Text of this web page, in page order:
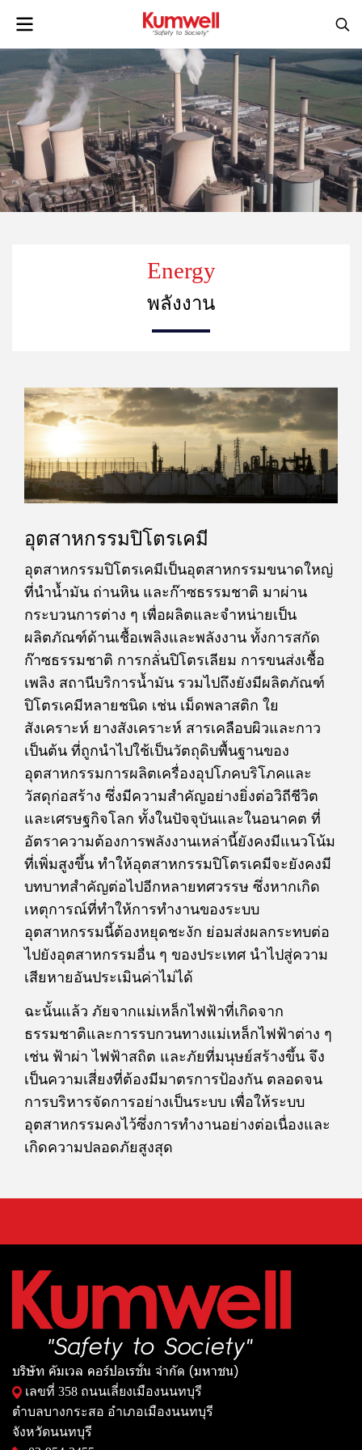
Energy
พลังงาน
อุตสาหกรรมปิโตรเคมี
อุตสาหกรรมปิโตรเคมีเป็นอุตสาหกรรมขนาดใหญ่
ที่นำน้ำมัน ถ่านหิน และก๊าซธรรมชาติ มาผ่าน
กระบวนการต่าง ๆ เพื่อผลิตและจำหน่ายเป็น
ผลิตภัณฑ์ด้านเชื้อเพลิงและพลังงาน ทั้งการสกัด
ก๊าซธรรมชาติ การกลั่นปิโตรเลียม การขนส่งเชื้อ
เพลิง สถานีบริการน้ำมัน รวมไปถึงยังมีผลิตภัณฑ์
ปิโตรเคมีหลายชนิด เช่น เม็ดพลาสติก ใย
สังเคราะห์ ยางสังเคราะห์ สารเคลือบผิวและกาว
เป็นต้น ที่ถูกนำไปใช้เป็นวัตถุดิบพื้นฐานของ
อุตสาหกรรมการผลิตเครื่องอุปโภคบริโภคและ
วัสดุก่อสร้าง ซึ่งมีความสำคัญอย่างยิ่งต่อวิถีชีวิต
และเศรษฐกิจโลก ทั้งในปัจจุบันและในอนาคต ที่
อัตราความต้องการพลังงานเหล่านี้ยังคงมีแนวโน้ม
ที่เพิ่มสูงขึ้น ทำให้อุตสาหกรรมปิโตรเคมีจะยังคงมี
บทบาทสำคัญต่อไปอีกหลายทศวรรษ ซึ่งหากเกิด
เหตุการณ์ที่ทำให้การทำงานของระบบ
อุตสาหกรรมนี้ต้องหยุดชะงัก ย่อมส่งผลกระทบต่อ
ไปยังอุตสาหกรรมอื่น ๆ ของประเทศ นำไปสู่ความ
เสียหายอันประเมินค่าไม่ได้
ฉะนั้นแล้ว ภัยจากแม่เหล็กไฟฟ้าที่เกิดจาก
ธรรมชาติและการรบกวนทางแม่เหล็กไฟฟ้าต่าง ๆ
เช่น ฟ้าผ่า ไฟฟ้าสถิต และภัยที่มนุษย์สร้างขึ้น จึง
เป็นความเสี่ยงที่ต้องมีมาตรการป้องกัน ตลอดจน
การบริหารจัดการอย่างเป็นระบบ เพื่อให้ระบบ
อุตสาหกรรมคงไว้ซึ่งการทำงานอย่างต่อเนื่องและ
เกิดความปลอดภัยสูงสุด
บริษัท คัมเวล คอร์ปอเรชั่น จำกัด (มหาชน)
เลขที่ 358 ถนนเลี่ยงเมืองนนทบุรี
ตำบลบางกระสอ อำเภอเมืองนนทบุรี
จังหวัดนนทบุรี